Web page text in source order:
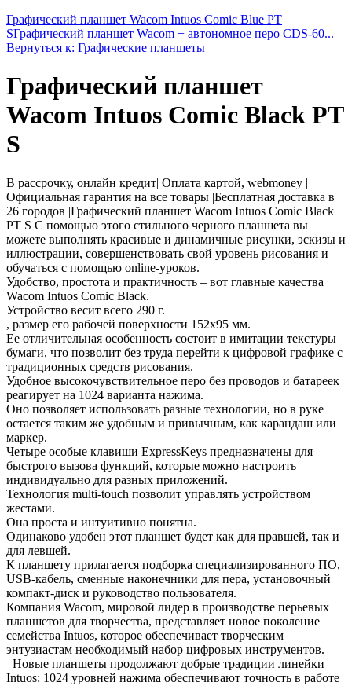
Графический планшет Wacom Intuos Comic Blue PT
SГрафический планшет Wacom + автономное перо CDS-60...
Вернуться к: Графические планшеты
Графический планшет
Wacom Intuos Comic Black PT
S
В рассрочку, онлайн кредит| Оплата картой, webmoney |
Официальная гарантия на все товары |Бесплатная доставка в
26 городов |Графический планшет Wacom Intuos Comic Black
PT S С помощью этого стильного черного планшета вы
можете выполнять красивые и динамичные рисунки, эскизы и
иллюстрации, совершенствовать свой уровень рисования и
обучаться с помощью online-уроков.
Удобство, простота и практичность – вот главные качества
Wacom Intuos Comic Black.
Устройство весит всего 290 г.
, размер его рабочей поверхности 152х95 мм.
Ее отличительная особенность состоит в имитации текстуры
бумаги, что позволит без труда перейти к цифровой графике с
традиционных средств рисования.
Удобное высокочувствительное перо без проводов и батареек
реагирует на 1024 варианта нажима.
Оно позволяет использовать разные технологии, но в руке
остается таким же удобным и привычным, как карандаш или
маркер.
Четыре особые клавиши ExpressKeys предназначены для
быстрого вызова функций, которые можно настроить
индивидуально для разных приложений.
Технология multi-touch позволит управлять устройством
жестами.
Она проста и интуитивно понятна.
Одинаково удобен этот планшет будет как для правшей, так и
для левшей.
К планшету прилагается подборка специализированного ПО,
USB-кабель, сменные наконечники для пера, установочный
компакт-диск и руководство пользователя.
Компания Wacom, мировой лидер в производстве перьевых
планшетов для творчества, представляет новое поколение
семейства Intuos, которое обеспечивает творческим
энтузиастам необходимый набор цифровых инструментов.
Новые планшеты продолжают добрые традиции линейки
Intuos: 1024 уровней нажима обеспечивают точность в работе